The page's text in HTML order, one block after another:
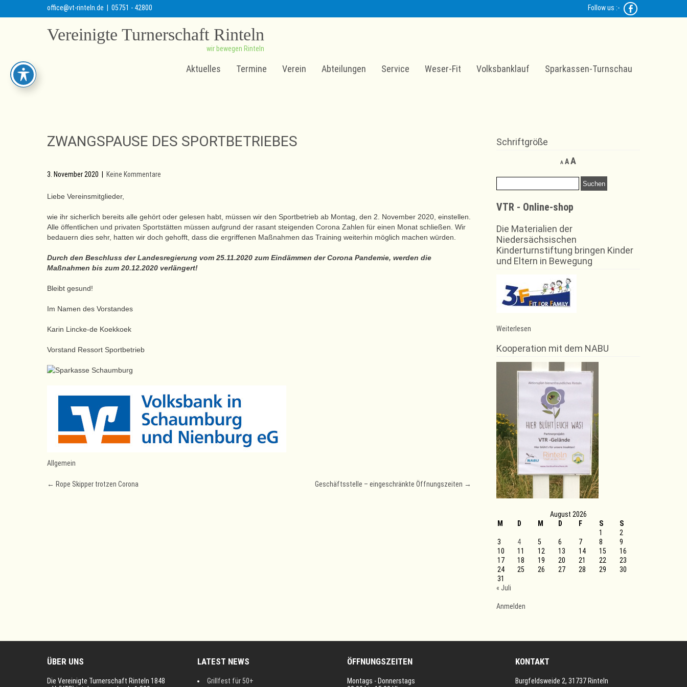
office@vt-rinteln.de | 05751 - 42800 Follow us :-
Vereinigte Turnerschaft Rinteln
wir bewegen Rinteln
Aktuelles Termine Verein Abteilungen Service Weser-Fit Volksbanklauf Sparkassen-Turnschau
ZWANGSPAUSE DES SPORTBETRIEBES
3. November 2020 Keine Kommentare
Liebe Vereinsmitglieder,
wie ihr sicherlich bereits alle gehört oder gelesen habt, müssen wir den Sportbetrieb ab Montag, den 2. November 2020, einstellen.
Alle öffentlichen und privaten Sportstätten müssen aufgrund der rasant steigenden Corona Zahlen für einen Monat schließen. Wir
bedauern dies sehr, hatten wir doch gehofft, dass die ergriffenen Maßnahmen das Training weiterhin möglich machen würden.
Durch den Beschluss der Landesregierung vom 25.11.2020 zum Eindämmen der Corona Pandemie, werden die
Maßnahmen bis zum 20.12.2020 verlängert!
Bleibt gesund!
Im Namen des Vorstandes
Karin Lincke-de Koekkoek
Vorstand Ressort Sportbetrieb
Allgemein
Post
← Rope Skipper trotzen Corona Geschäftsstelle – eingeschränkte Öffnungszeiten →
Schriftgröße
A
Decrease
font
A Reset
size.
A
size.
Suchen
nach:
VTR - Online-shop
Die Materialien der
Niedersächsischen
Kinderturnstiftung bringen Kinder
und Eltern in Bewegung
Weiterlesen
des
Sportbetriebes
Kooperation mit dem NABU
August 2026
M
D M D F S
S
1
2
3
4 5 6 7 8
9
10
11 12 13 14 15
16
17
18 19 20 21 22
23
24
25 26 27 28 29
30
31
« Juli
Anmelden
ÜBER UNS
Die Vereinigte Turnerschaft Rinteln 1848
LATEST NEWS
Grillfest für 50+
ÖFFNUNGSZEITEN
Montags - Donnerstags
KONTAKT
Burgfeldsweide 2, 31737 Rinteln